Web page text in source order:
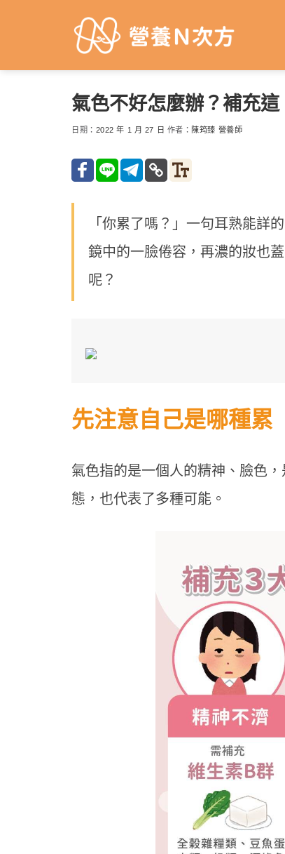
氣色不好怎麼辦？補充
日期： 2022 年 1 月 27 日 作者： 陳筠臻 營養師
「你累了嗎？」一句耳熟能詳
鏡中的一臉倦容，再濃的妝也
呢？
先注意自己是哪種
氣色指的是一個人的精神、臉色
態，也代表了多種可能。